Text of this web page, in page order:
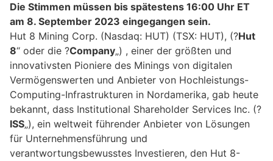
Die Stimmen müssen bis spätestens 16:00 Uhr ET
am 8. September 2023 eingegangen sein.
Hut 8 Mining Corp. (Nasdaq: HUT) (TSX: HUT), (?Hut
8“ oder die ?Company„) , einer der größten und
innovativsten Pioniere des Minings von digitalen
Vermögenswerten und Anbieter von Hochleistungs-
Computing-Infrastrukturen in Nordamerika, gab heute
bekannt, dass Institutional Shareholder Services Inc. (?
ISS„), ein weltweit führender Anbieter von Lösungen
für Unternehmensführung und
verantwortungsbewusstes Investieren, den Hut 8-